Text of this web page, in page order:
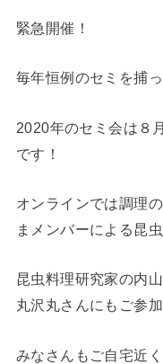
緊急開催！
毎年恒例のセミを捕
2020年のセミ会は８
です！
オンラインでは調理
まメンバーによる昆
昆虫料理研究家の内
丸沢丸さんにもご参
みなさんもご自宅近